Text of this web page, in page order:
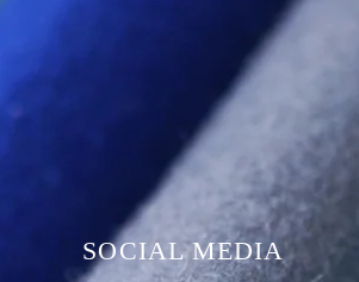
SOCIAL MEDIA